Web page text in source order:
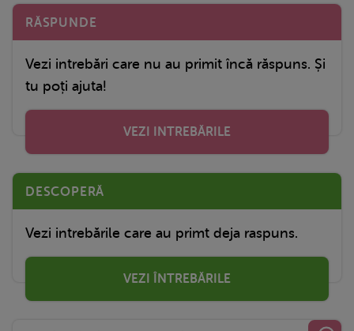
RĂSPUNDE
Vezi intrebări care nu au primit încă răspuns. Și
tu poți ajuta!
VEZI INTREBĂRILE
DESCOPERĂ
Vezi intrebările care au primt deja raspuns.
VEZI ÎNTREBĂRILE